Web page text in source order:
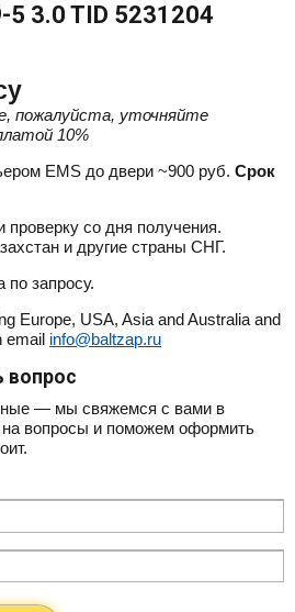
5 3.0 TID 5231204
пожалуйста, уточняйте
10%
EMS до двери ~900 руб. Срок
проверку со дня получения.
и другие страны СНГ.
по запросу.
Europe, USA, Asia and Australia and
email info@baltzap.ru
вопрос
— мы свяжемся с вами в
на вопросы и поможем оформить